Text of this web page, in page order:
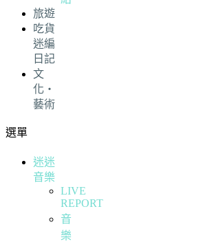
旅遊
吃貨
迷編
日記
文
化・
藝術
選單
迷迷
音樂
LIVE
REPORT
音
樂